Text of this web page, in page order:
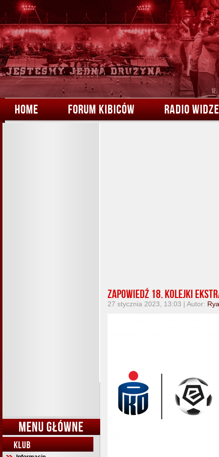
HOME FORUM KIBICÓW RADIO
MENU GŁÓWNE
KLUB
Zapowiedź 18. kolejki
27 stycznia 2023, 13:03 | Autor: